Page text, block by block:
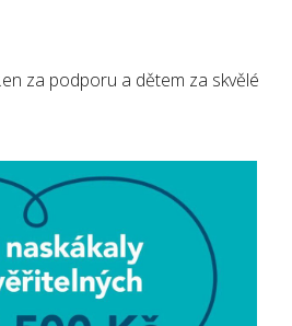
za podporu a dětem za skvělé